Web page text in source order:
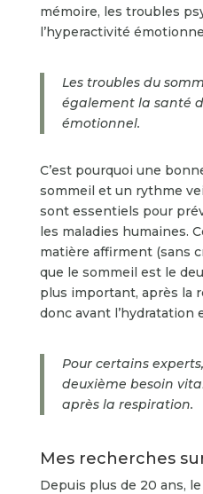
mémoire, les troubles
l’hyperactivité
Les troubles du
également la santé
émotionnel.
C’est pourquoi une
sommeil et un rythme
sont essentiels pour
les maladies humaines.
matière affirment (sans
que le sommeil est le
plus important, après la
donc avant l’hydratation
Pour certains
deuxième besoin
après la respiration.
Mes recherches
Depuis plus de 20 ans,